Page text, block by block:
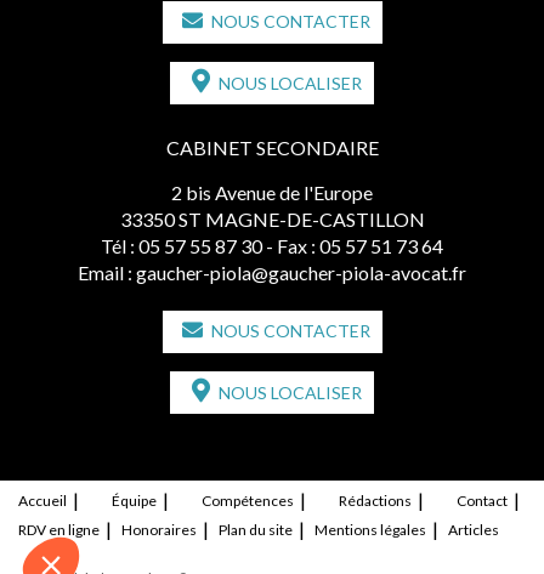
NOUS CONTACTER
NOUS LOCALISER
CABINET SECONDAIRE
2 bis Avenue de l'Europe
33350 ST MAGNE-DE-CASTILLON
Tél : 05 57 55 87 30 - Fax : 05 57 51 73 64
Email : gaucher-piola@gaucher-piola-avocat.fr
NOUS CONTACTER
NOUS LOCALISER
Accueil Équipe Compétences Rédactions
Contact
RDV en ligne
Honoraires Plan du site Mentions légales Articles